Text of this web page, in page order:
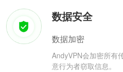
数据安全
数据加密
AndyVPN会加密所有
意行为者窃取信息。